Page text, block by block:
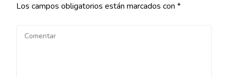
Los campos obligatorios están marcados con *